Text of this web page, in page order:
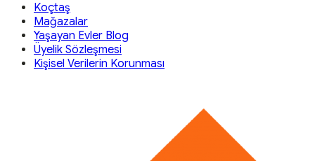
Koçtaş
Mağazalar
Yaşayan Evler Blog
Üyelik Sözleşmesi
Kişisel Verilerin Korunması